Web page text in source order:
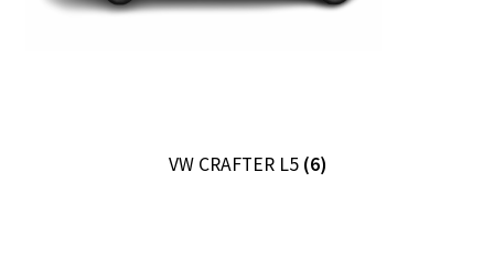
VW CRAFTER L5 (6)